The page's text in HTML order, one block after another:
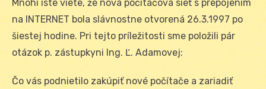
Mnohí iste viete, že nová počítačová sieť s prepojením
na INTERNET bola slávnostne otvorená 26.3.1997 po
šiestej hodine. Pri tejto príležitosti sme položili pár
otázok p. zástupkyni Ing. Ľ. Adamovej:
Čo vás podnietilo zakúpiť nové počítače a zariadiť